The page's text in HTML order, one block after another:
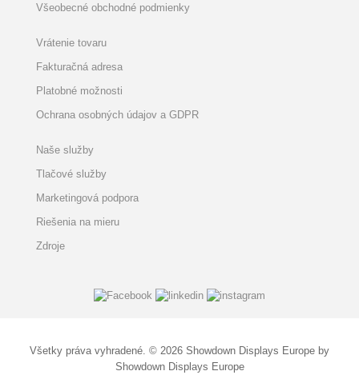
Všeobecné obchodné podmienky
Vrátenie tovaru
Fakturačná adresa
Platobné možnosti
Ochrana osobných údajov a GDPR
Naše služby
Tlačové služby
Marketingová podpora
Riešenia na mieru
Zdroje
Všetky práva vyhradené. © 2026 Showdown Displays Europe by
Showdown Displays Europe